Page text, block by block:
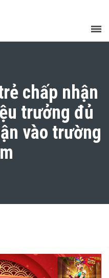
chấp nhận
trưởng đủ
vào trường